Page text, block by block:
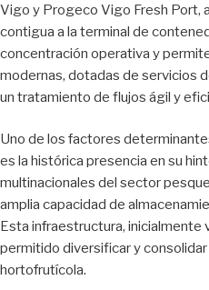
Vigo y Progeco Vigo Fresh Port,
contigua a la terminal de
concentración operativa y
modernas, dotadas de servicios
un tratamiento de flujos ágil y
Uno de los factores
es la histórica presencia en su
multinacionales del sector
amplia capacidad de
Esta infraestructura, inicialmente
permitido diversificar y
hortofrutícola.